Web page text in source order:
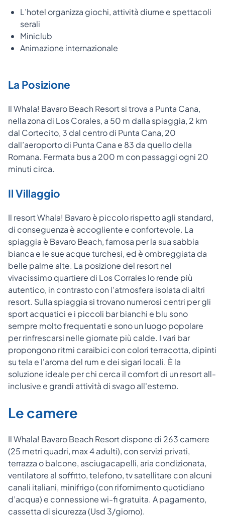
L’hotel organizza giochi, attività diurne e spettacoli
serali
Miniclub
Animazione internazionale
La Posizione
IlWhala! Bavaro Beach Resort si trova a Punta Cana,
nella zona di Los Corales, a 50 m dalla spiaggia, 2 km
dal Cortecito, 3 dal centro di Punta Cana, 20
dall’aeroporto di Punta Cana e 83 da quello della
Romana. Fermata bus a 200 m con passaggi ogni 20
minuti circa.
Il Villaggio
Il resort Whala! Bavaro è piccolo rispetto agli standard,
di conseguenza è accogliente e confortevole. La
spiaggia è Bavaro Beach, famosa per la sua sabbia
bianca e le sue acque turchesi, ed è ombreggiata da
belle palme alte. La posizione del resort nel
vivacissimo quartiere di Los Corrales lo rende più
autentico, in contrasto con l'atmosfera isolata di altri
resort. Sulla spiaggia si trovano numerosi centri per gli
sport acquatici e i piccoli bar bianchi e blu sono
sempre molto frequentati e sono un luogo popolare
per rinfrescarsi nelle giornate più calde. I vari bar
propongono ritmi caraibici con colori terracotta, dipinti
su tela e l'aroma del rum e dei sigari locali. È la
soluzione ideale per chi cerca il comfort di un resort all-
inclusive e grandi attività di svago all'esterno.
Le camere
Il Whala! Bavaro Beach Resort dispone di 263 camere
(25 metri quadri, max 4 adulti), con servizi privati,
terrazza o balcone, asciugacapelli, aria condizionata,
ventilatore al soffitto, telefono, tv satellitare con alcuni
canali italiani, minifrigo (con rifornimento quotidiano
d’acqua) e connessione wi-fi gratuita. A pagamento,
cassetta di sicurezza (Usd 3/giorno).